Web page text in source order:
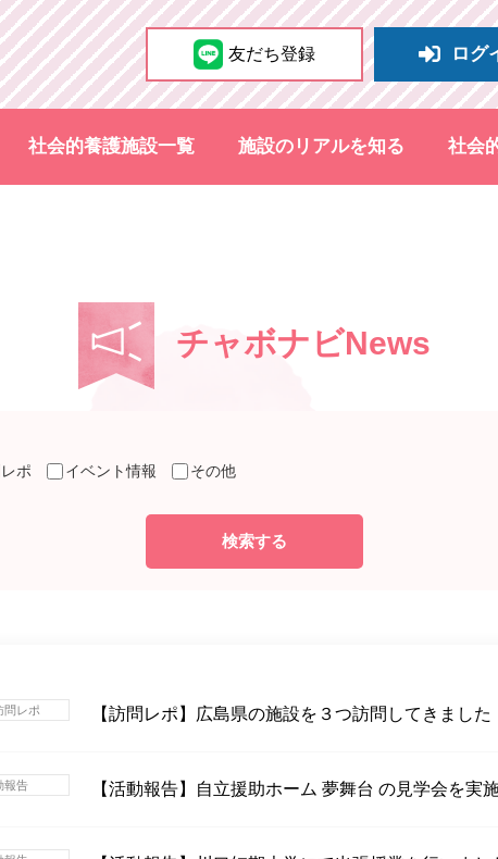
友だち登録 ログ
社会的養護施設一覧 施設のリアルを知る 社会
チャボナビNews
ポ イベント情報 その他
検索する
問レポ 【訪問レポ】広島県の施設を３つ訪問してきました
報告 【活動報告】自立援助ホーム 夢舞台 の見学会を実